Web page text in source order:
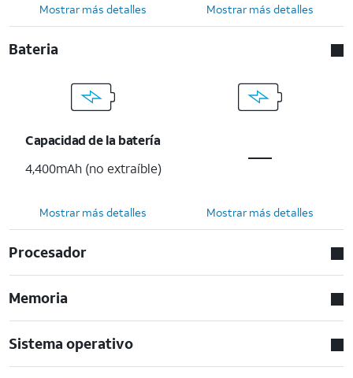
Mostrar más detalles Mostrar más detalles
Bateria
Capacidad de la batería
4,400mAh (no extraíble)
Mostrar más detalles Mostrar más detalles
Procesador
Memoria
Sistema operativo